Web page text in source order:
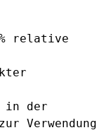
relative
in der
Verwendung